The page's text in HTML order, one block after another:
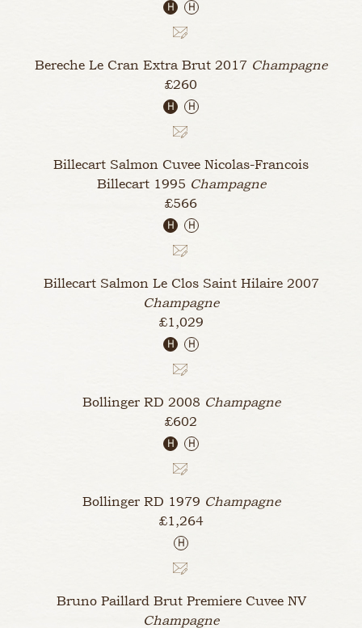
H H
Bereche Le Cran Extra Brut 2017 Champagne
£260
H H
Billecart Salmon Cuvee Nicolas-Francois
Billecart 1995 Champagne
£566
H H
Billecart Salmon Le Clos Saint Hilaire 2007
Champagne
£1,029
H H
Bollinger RD 2008 Champagne
£602
H H
Bollinger RD 1979 Champagne
£1,264
H
Bruno Paillard Brut Premiere Cuvee NV
Champagne